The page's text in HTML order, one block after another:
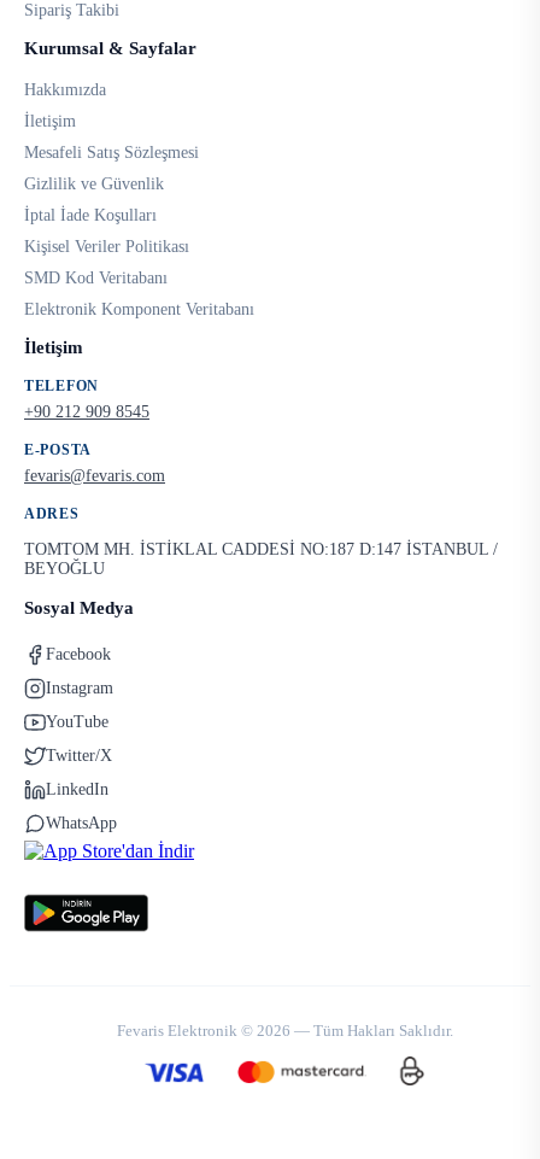
Sipariş Takibi
Kurumsal & Sayfalar
Hakkımızda
İletişim
Mesafeli Satış Sözleşmesi
Gizlilik ve Güvenlik
İptal İade Koşulları
Kişisel Veriler Politikası
SMD Kod Veritabanı
Elektronik Komponent Veritabanı
İletişim
TELEFON
+90 212 909 8545
E-POSTA
fevaris@fevaris.com
ADRES
TOMTOM MH. İSTİKLAL CADDESİ NO:187 D:147 İSTANBUL /
BEYOĞLU
Sosyal Medya
Facebook
Instagram
YouTube
Twitter/X
LinkedIn
WhatsApp
Fevaris Elektronik © 2026 — Tüm Hakları Saklıdır.